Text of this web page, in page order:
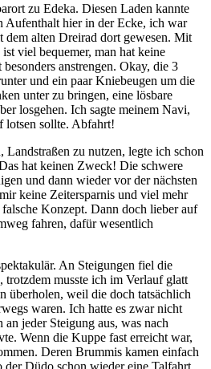
zu Edeka. Diesen Laden kannte
Aufenthalt hier in der Ecke, ich war
dem alten Dreirad dort gewesen. Mit
viel bequemer, man hat keine
anstrengen. Okay, die 3
und ein paar Kniebeugen um die
unter zu bringen, eine lösbare
losgehen. Ich sagte meinem Navi,
lotsen sollte. Abfahrt!
zu nutzen, legte ich schon
hat keinen Zweck! Die schwere
und dann wieder vor der nächsten
keine Zeitersparnis und viel mehr
Konzept. Dann doch lieber auf
fahren, dafür wesentlich
An Steigungen fiel die
trotzdem musste ich im Verlauf glatt
überholen, weil die doch tatsächlich
waren. Ich hatte es zwar nicht
jeder Steigung aus, was nach
Wenn die Kuppe fast erreicht war,
Deren Brummis kamen einfach
Düdo schon wieder eine Talfahrt